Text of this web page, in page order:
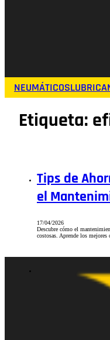
NEUMÁTICOS
Etiqueta:
Tips de
el
17/04/2026
Descubre cómo el
costosas. Aprende los